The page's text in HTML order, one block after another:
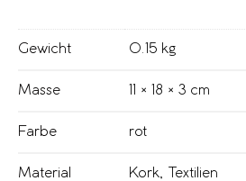
Gewicht 0.15 kg
Masse 11 × 18 × 3 cm
Farbe rot
Material Kork Textilien